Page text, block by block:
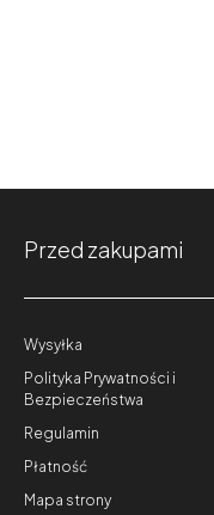
Przed zakupami
Wysyłka
Polityka Prywatności i
Bezpieczeństwa
Regulamin
Płatność
Mapa strony